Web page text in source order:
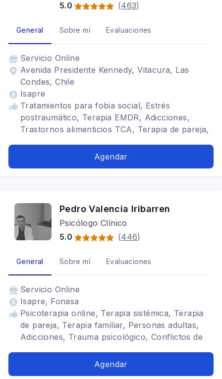
5.0
(463)
General Sobre mí Evaluaciones
Servicio Online
Avenida Presidente Kennedy, Vitacura, Las
Condes, Chile
Isapre
Tratamientos para fobia social, Estrés
postraumático, Terapia EMDR, Adicciones,
Trastornos alimenticios TCA, Terapia de pareja,
Crisis de Pánico, Trastornos del ánimo,
Sexual, Trastornos de la personalidad, Hipnosis
Ericksoniana, Terapia familiar, Adulto, TOC
Agendar
Pedro Valencia Iribarren
Psicólogo Clínico
5.0
(446)
General Sobre mí Evaluaciones
Servicio Online
Isapre, Fonasa
Psicoterapia online, Terapia sistémica, Terapia
de pareja, Terapia familiar, Personas adultas,
Adicciones, Trauma psicológico, Conflictos de
familiares, Separación y duelo, Relaciones
Agendar